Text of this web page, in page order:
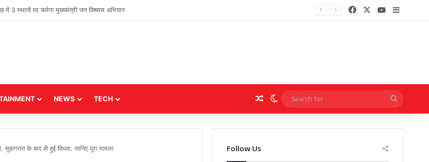
3 स्थानों पर चलेगा मुख्यमंत्री जन विश्वास अभियान FacebookYouTubeSidebar
NEWS TECH Random Article
Switch skin
for
के बाद ही हुई विधवा. जानिए पूरा मामला Follow Us